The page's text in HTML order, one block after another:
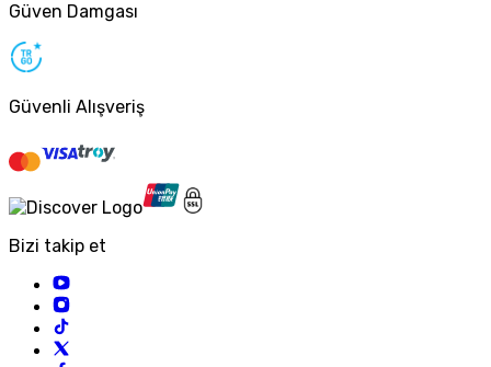
Güven Damgası
Güvenli Alışveriş
Bizi takip et